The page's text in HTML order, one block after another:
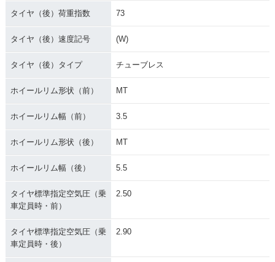
タイヤ（後）荷重指数 73
タイヤ（後）速度記号 (W)
タイヤ（後）タイプ チューブレス
ホイールリム形状（前） MT
ホイールリム幅（前） 3.5
ホイールリム形状（後） MT
ホイールリム幅（後） 5.5
タイヤ標準指定空気圧（乗
車定員時・前）
2.50
タイヤ標準指定空気圧（乗
車定員時・後）
2.90